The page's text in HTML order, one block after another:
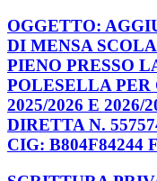
OGGETTO:
DI MENSA
PIENO PRESSO
POLESELLA
2025/2026 E
DIRETTA N.
CIG: B804F84244